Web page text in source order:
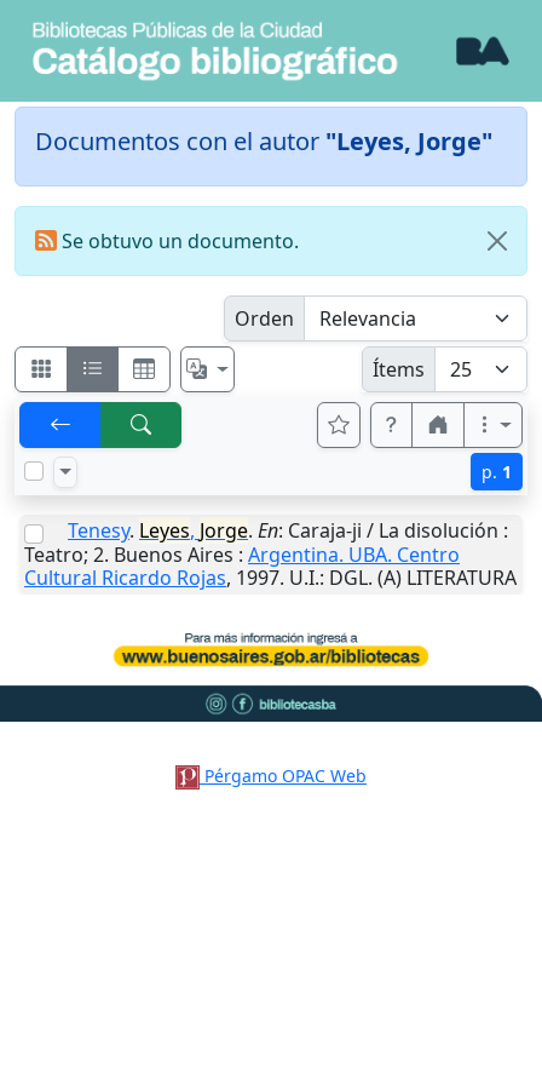
Documentos con el autor "Leyes, Jorge"
Se obtuvo un documento.
Orden
Ítems
p. 1
Tenesy. Leyes, Jorge. En: Caraja-ji / La disolución :
Teatro; 2. Buenos Aires : Argentina. UBA. Centro
Cultural Ricardo Rojas, 1997. U.I.: DGL. (A) LITERATURA
Pérgamo OPAC Web